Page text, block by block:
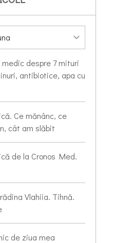
despre 7 mituri
antibiotice, apa cu
Ce mănânc, ce
cât am slăbit
de la Cronos Med.
Vlahiia. Tihnă.
de ziua mea